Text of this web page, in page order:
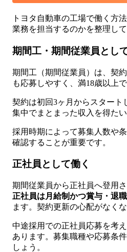
トヨタ自動車の工場で働く方
業務を担当するのかを整理して
期間工・期間従業員とし
期間工（期間従業員）は、契
も応募しやすく、満18歳以上
契約は初回3ヶ月からスタート
集中でまとまった収入を得た
採用時期によって募集人数や
確認することが重要です。
正社員として働く
期間従業員から正社員へ登用
正社員は月給制かつ賞与・退
ます。契約更新の心配がなく
中途採用での正社員応募を考
あります。募集職種や応募条
しょう。